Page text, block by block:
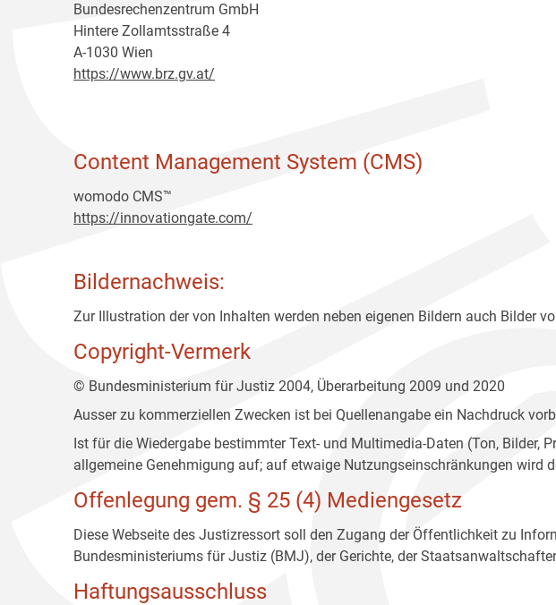
Bundesrechenzentrum GmbH
Hintere Zollamtsstraße 4
A-1030 Wien
https://www.brz.gv.at/
Content Management System (CMS)
womodo CMS™
https://innovationgate.com/
Bildernachweis:
Zur Illustration der von Inhalten werden neben eigenen Bildern auch Bilder
Copyright-Vermerk
© Bundesministerium für Justiz 2004, Überarbeitung 2009 und 2020
Ausser zu kommerziellen Zwecken ist bei Quellenangabe ein Nachdruck
Ist für die Wiedergabe bestimmter Text- und Multimedia-Daten (Ton, Bilder,
allgemeine Genehmigung auf; auf etwaige Nutzungseinschränkungen wird
Offenlegung gem. § 25 (4) Mediengesetz
Diese Webseite des Justizressort soll den Zugang der Öffentlichkeit zu
Bundesministeriums für Justiz (BMJ), der Gerichte, der
Haftungsausschluss